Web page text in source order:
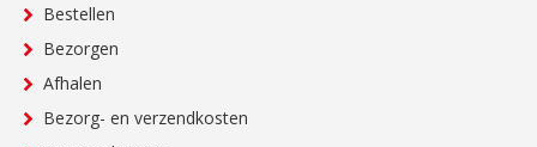
Bestellen
Bezorgen
Afhalen
Bezorg- en verzendkosten